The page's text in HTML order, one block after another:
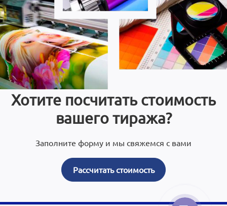
Хотите посчитать стоимость
вашего тиража?
Заполните форму и мы свяжемся с вами
Рассчитать стоимость